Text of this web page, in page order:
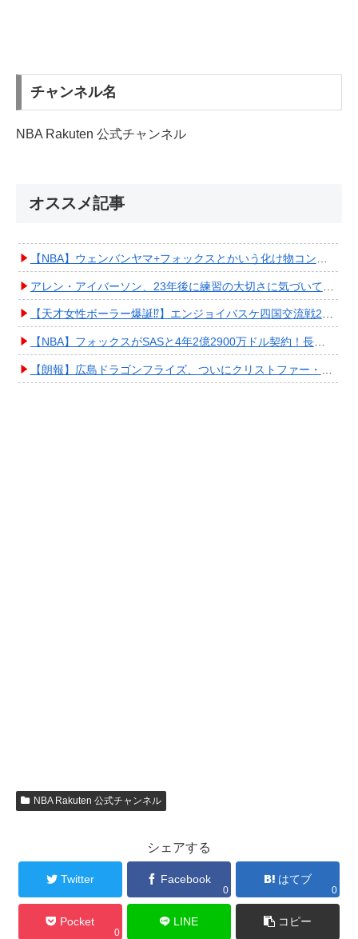
チャンネル名
NBA Rakuten 公式チャンネル
オススメ記事
【NBA】ウェンバンヤマ+フォックスとかいう化け物コンビが爆誕してしまうwwwwwwwwww
アレン・アイバーソン、23年後に練習の大切さに気づいてしまうwwwwwwwwwwww
【天才女性ボーラー爆誕⁉︎】エンジョイバスケ四国交流戦2025 in 香川③ #エアボーズ #427
【NBA】フォックスがSASと4年2億2900万ドル契約！長期確保しPO進出へ期待高まる
【朗報】広島ドラゴンフライズ、ついにクリストファー・スミス獲得キタ━━━━(ﾟ∀ﾟ)━━━━!!
NBA Rakuten 公式チャンネル
シェアする
Twitter Facebook
0
はてブ
0
Pocket
0
LINE コピー